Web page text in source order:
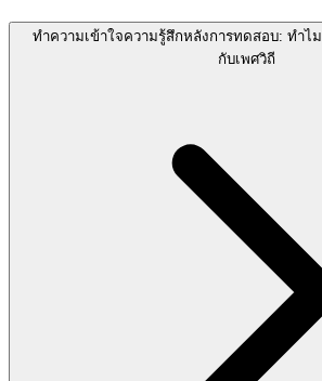
ทำความเข้าใจความรู้สึกหลังการทดสอบ: ทำไ
กับเพศวิถี